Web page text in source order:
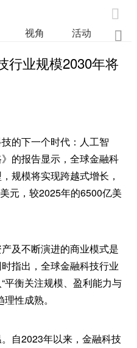

视角 活动 业

行业规模2030年将
的下一个时代：人工智
的报告显示，全球金融科
规模将实现跨越式增长，
元，较2025年的6500亿美
及不断演进的商业模式是
指出，全球金融科技行业
平衡关注规模、盈利能力与
性成熟。
自2023年以来，金融科技